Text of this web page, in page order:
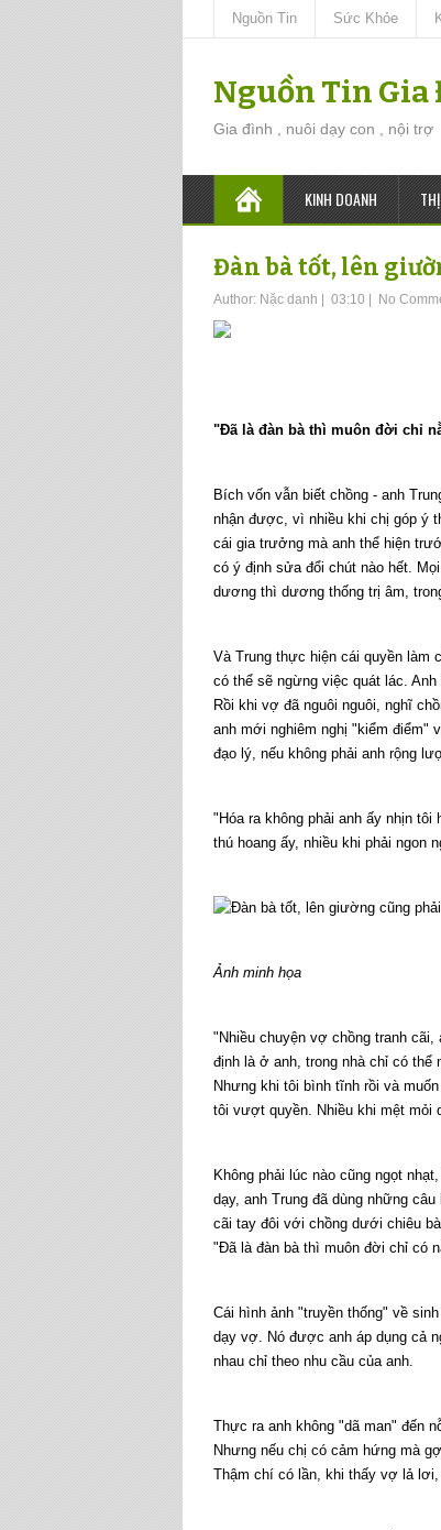
Nguồn Tin Sức Khỏe
Nguồn Tin
Gia đình , nuôi dạy con , nội trợ
KINH DOANH
Đàn bà tốt, lên
Author: Nặc danh 03:10 No
"Đã là đàn bà thì muôn đời chỉ
Bích vốn vẫn biết chồng - anh
nhận được, vì nhiều khi chị góp ý
cái gia trưởng mà anh thể hiện
có ý định sửa đổi chút nào hết.
dương thì dương thống trị âm,
Và Trung thực hiện cái quyền làm
có thể sẽ ngừng việc quát lác.
Rồi khi vợ đã nguôi nguôi, nghĩ
anh mới nghiêm nghị "kiểm
đạo lý, nếu không phải anh rộng
"Hóa ra không phải anh ấy nhịn
thú hoang ấy, nhiều khi phải ngon
Ảnh minh họa
"Nhiều chuyện vợ chồng tranh
định là ở anh, trong nhà chỉ có thể
Nhưng khi tôi bình tĩnh rồi và
tôi vượt quyền. Nhiều khi mệt mỏi
Không phải lúc nào cũng ngọt
dạy, anh Trung đã dùng những
cãi tay đôi với chồng dưới chiêu
"Đã là đàn bà thì muôn đời chỉ có
Cái hình ảnh "truyền thống" về
dạy vợ. Nó được anh áp dụng cả
nhau chỉ theo nhu cầu của anh.
Thực ra anh không "dã man" đến
Nhưng nếu chị có cảm hứng mà
Thậm chí có lần, khi thấy vợ lả